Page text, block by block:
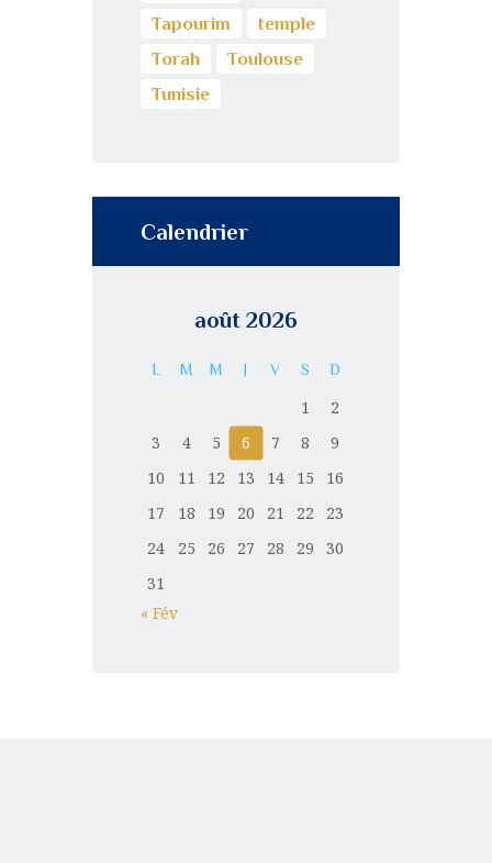
Tapourim
temple
Torah
Toulouse
Tunisie
Calendrier
août 2026
L M M J V S D
1
2
3
4 5 6 7 8
9
10
11 12 13 14 15
16
17
18 19 20 21 22
23
24
25 26 27 28 29
30
31
« Fév